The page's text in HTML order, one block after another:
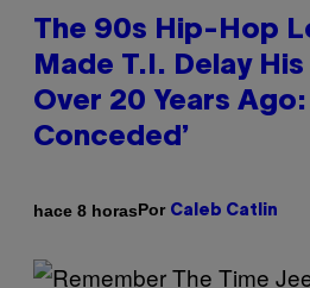
The 90s Hip-Hop
Made T.I. Delay
Over 20 Years
Conceded’
hace 8 horasPor Caleb Catlin